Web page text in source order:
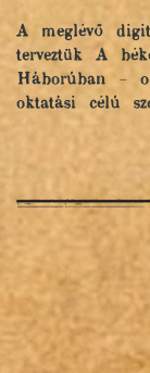
A meglévő
terveztük A
Háborúban –
oktatási célú